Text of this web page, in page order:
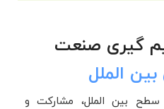
گیری صنعت
الملل
بین الملل، مشارکت و